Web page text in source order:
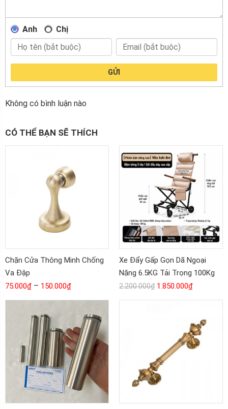
Anh Chị
GỬI
Không có bình luận nào
CÓ THỂ BẠN SẼ THÍCH
Chặn Cửa Thông Minh Chống
Va Đập
75.000₫ – 150.000₫
Xe Đẩy Gấp Gọn Dã Ngoại
Nặng 6.5KG Tải Trọng 100Kg
KB-336
2.200.000₫ 1.850.000₫